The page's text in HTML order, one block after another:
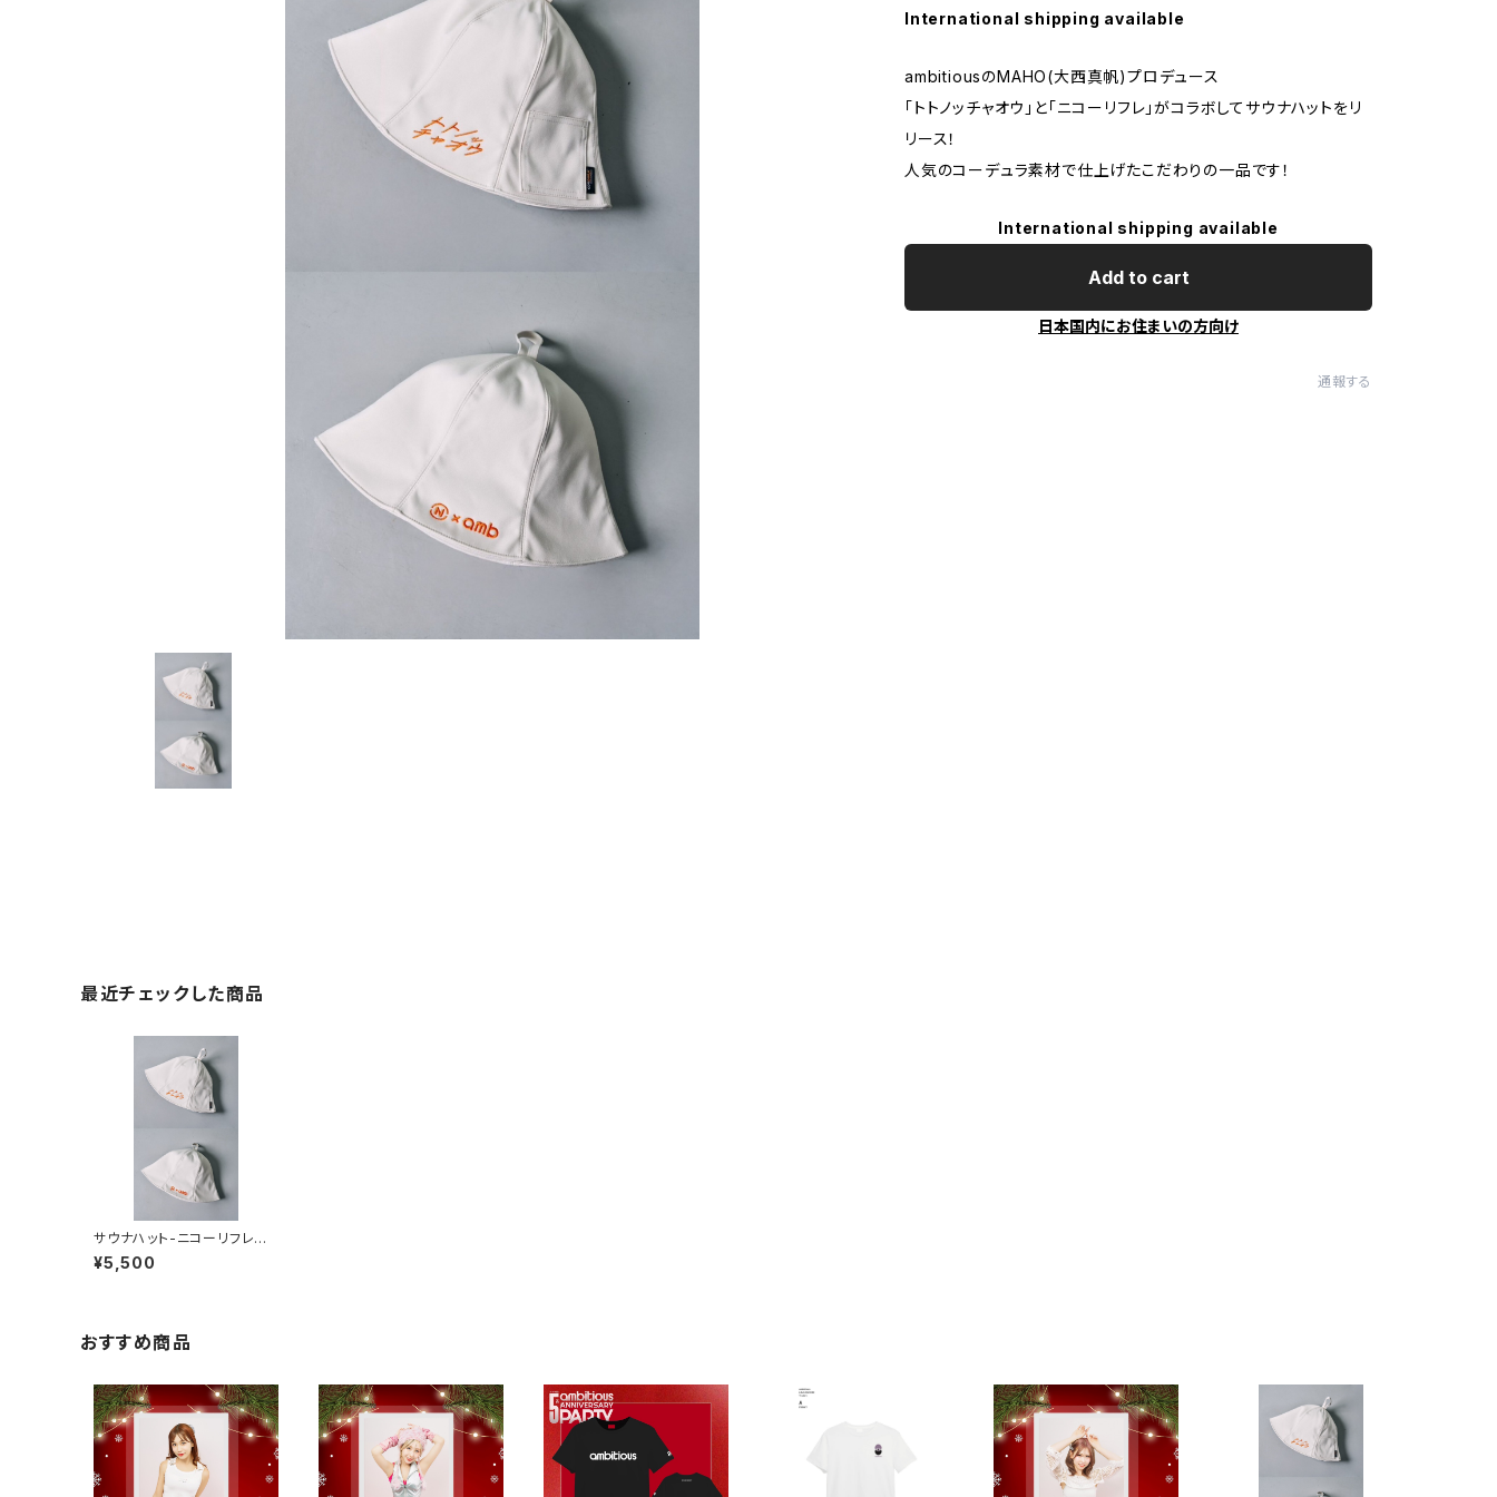
International shipping available
ambitiousのMAHO(大西真帆)プロデュース
「トトノッチャオウ」と「ニコーリフレ」がコラボしてサウナハットをリ
リース！
人気のコーデュラ素材で仕上げたこだわりの一品です！
International shipping available
Add to cart
日本国内にお住まいの方向け
通報する
最近チェックした商品
サウナハット-ニコーリフレコ
ラボ-
¥5,500
おすすめ商品